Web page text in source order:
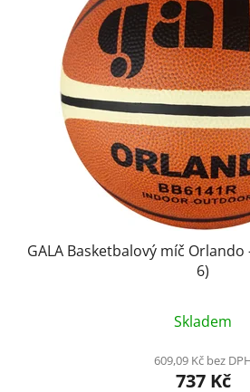
GALA Basketbalový míč Orlando
6)
je
Skladem
609,09 Kč bez
737 Kč